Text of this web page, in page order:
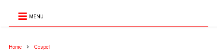
MENU
Home Gospel